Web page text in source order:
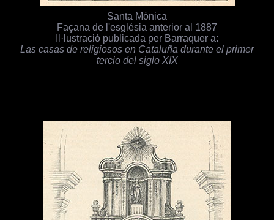
Santa Mònica
Façana de l'església anterior al 1887
Il·lustració publicada per Barraquer a:
Las casas de religiosos en Cataluña durante el primer
tercio del siglo XIX